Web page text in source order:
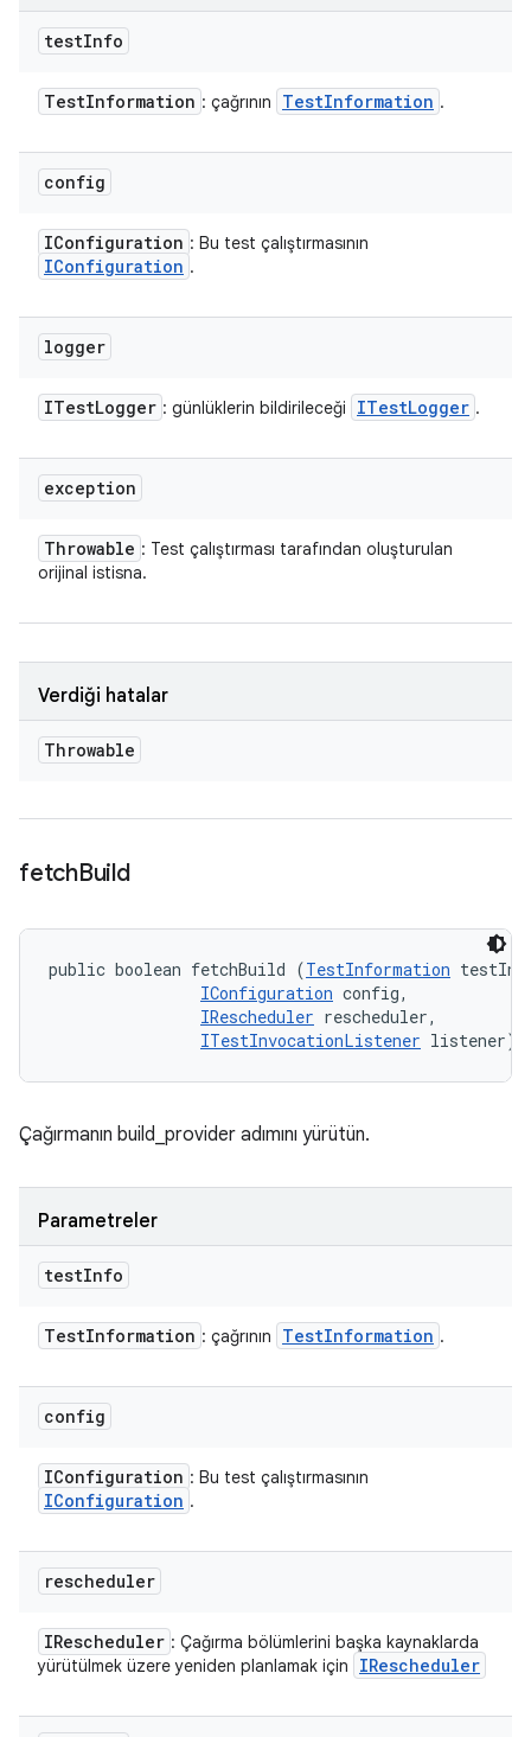
testInfo
TestInformation : çağrının TestInformation .
config
IConfiguration : Bu test çalıştırmasının
IConfiguration .
logger
ITestLogger : günlüklerin bildirileceği ITestLogger .
exception
Throwable : Test çalıştırması tarafından oluşturulan
orijinal istisna.
Verdiği hatalar
Throwable
fetchBuild
public boolean fetchBuild (TestInformation
IConfiguration config,
IRescheduler rescheduler,
ITestInvocationListener listener)
Çağırmanın build_provider adımını yürütün.
Parametreler
testInfo
TestInformation : çağrının TestInformation .
config
IConfiguration : Bu test çalıştırmasının
IConfiguration .
rescheduler
IRescheduler : Çağırma bölümlerini başka kaynaklarda
yürütülmek üzere yeniden planlamak için
IRescheduler